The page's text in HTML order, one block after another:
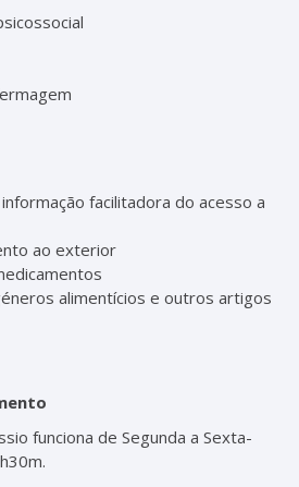
facilitadora do acesso a
ao exterior
alimentícios e outros artigos
funciona de Segunda a Sexta-